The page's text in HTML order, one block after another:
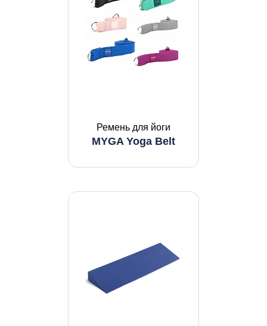
Ремень для йоги
MYGA Yoga Belt